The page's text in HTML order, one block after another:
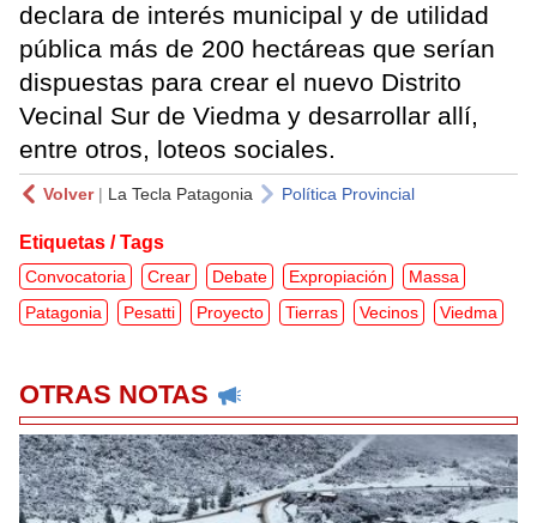
declara de interés municipal y de utilidad
pública más de 200 hectáreas que serían
dispuestas para crear el nuevo Distrito
Vecinal Sur de Viedma y desarrollar allí,
entre otros, loteos sociales.
Volver| La Tecla Patagonia Política Provincial
Etiquetas / Tags
Convocatoria Crear Debate Expropiación
Massa
Patagonia
Pesatti Proyecto Tierras Vecinos Viedma
OTRAS NOTAS